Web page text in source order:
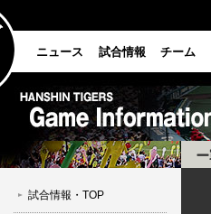
ニュース 試合情報 チーム
試合情報・TOP